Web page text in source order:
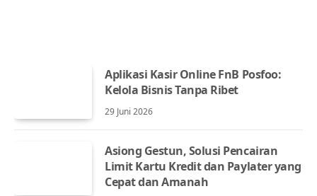
Aplikasi Kasir Online FnB Posfoo:
Kelola Bisnis Tanpa Ribet
29 Juni 2026
Asiong Gestun, Solusi Pencairan
Limit Kartu Kredit dan Paylater yang
Cepat dan Amanah